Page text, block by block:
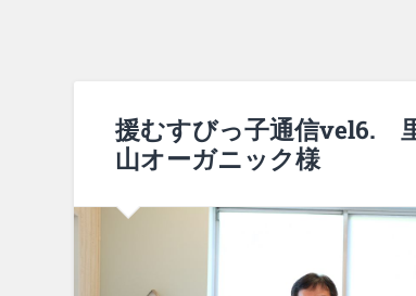
援むすびっ子通信vel6.
山オーガニック様